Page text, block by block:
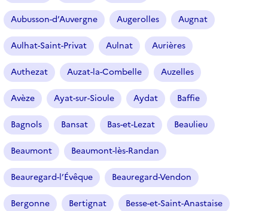
Aubusson-d’Auvergne Augerolles Augnat
Aulhat-Saint-Privat Aulnat Aurières
Authezat Auzat-la-Combelle Auzelles
Avèze Ayat-sur-Sioule Aydat Baffie
Bagnols Bansat Bas-et-Lezat Beaulieu
Beaumont Beaumont-lès-Randan
Beauregard-l’Évêque Beauregard-Vendon
Bergonne Bertignat Besse-et-Saint-Anastaise